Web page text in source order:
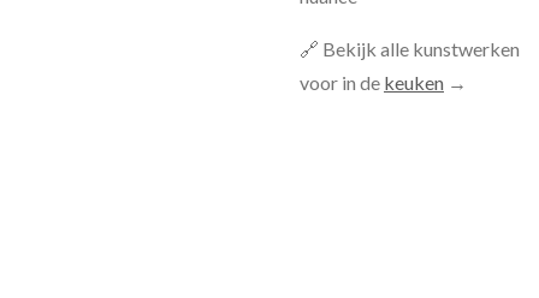
🔗 Bekijk alle kunstwerken
voor in de keuken →